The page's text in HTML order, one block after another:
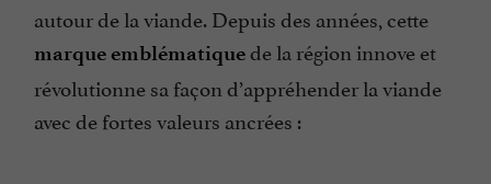
autour de la viande. Depuis des années, cette
marque emblématiquede la région innove et
révolutionne sa façon d’appréhender la viande
avec de fortes valeurs ancrées :